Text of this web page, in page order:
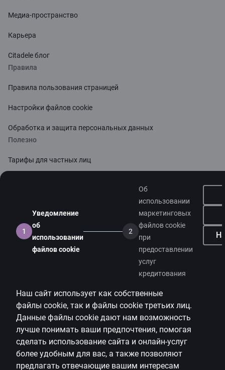
1
Уведомление
об
использовании
файлов cookie
2
Об
использовании
маркетинговых
файлов cookie
при
предоставлении
услуг
кредитования
Наш сайт использует как собственные
файлы cookie, так и файлы cookie третьих лиц.
Данные файлы cookie дают нам возможность
лучше понимать ваши предпочтения, помогая
сделать использование сайта и онлайн-услуг
более удобным для вас, а также позволяют
предлагать отвечающие вашим интересам
Медиа-пространство
Карьера
Citadele блог
Правила
Правила пользования страницей
Настройки файлов cookie
Обработка и защита персональных данных
Полезно
Тарифы для частных лиц
Доступность
(PSD2)
citadele.ee